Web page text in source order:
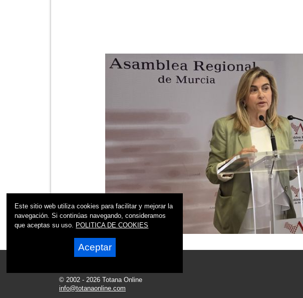
© 2002 - 2026 Totana Online
info@totanaonline.com
Este sitio web utiliza cookies para facilitar y mejorar la
navegación. Si continúas navegando, consideramos
que aceptas su uso. POLITICA DE COOKIES
Aceptar